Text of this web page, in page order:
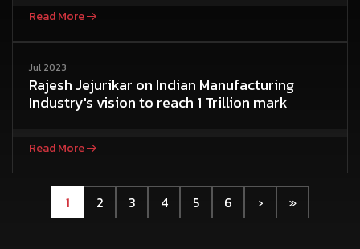
Read More
Jul 2023
Rajesh Jejurikar on Indian Manufacturing
Industry's vision to reach 1 Trillion mark
Read More
1 2 3 4 5 6 › »